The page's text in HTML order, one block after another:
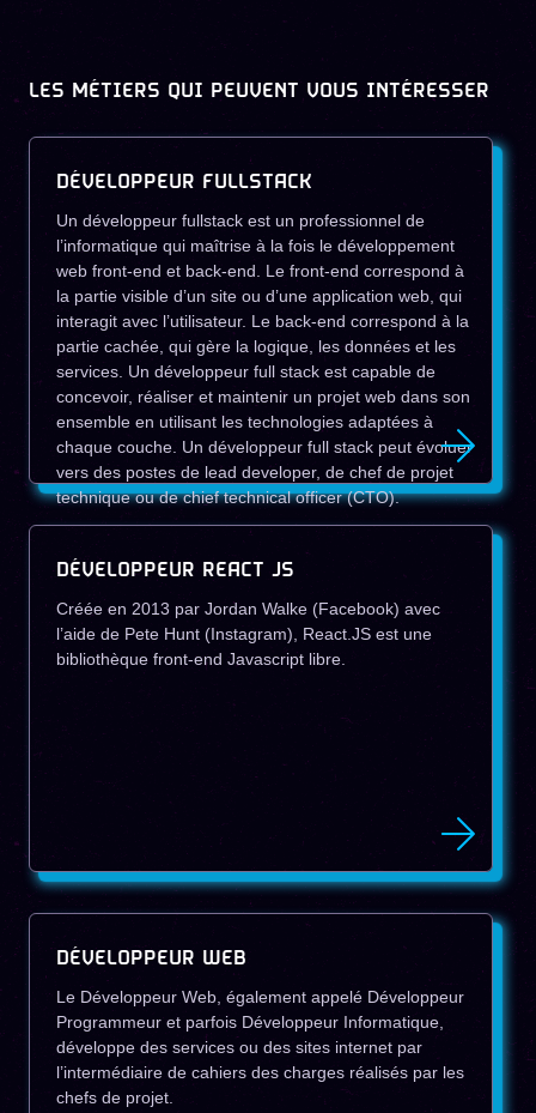
LES MÉTIERS QUI PEUVENT VOUS INTÉRESSER
DÉVELOPPEUR FULLSTACK
Un développeur fullstack est un professionnel de
l’informatique qui maîtrise à la fois le développement
web front-end et back-end. Le front-end correspond à
la partie visible d’un site ou d’une application web, qui
interagit avec l’utilisateur. Le back-end correspond à la
partie cachée, qui gère la logique, les données et les
services. Un développeur full stack est capable de
concevoir, réaliser et maintenir un projet web dans son
ensemble en utilisant les technologies adaptées à
chaque couche. Un développeur full stack peut évoluer
vers des postes de lead developer, de chef de projet
technique ou de chief technical officer (CTO).
DÉVELOPPEUR REACT JS
Créée en 2013 par Jordan Walke (Facebook) avec
l’aide de Pete Hunt (Instagram), React.JS est une
bibliothèque front-end Javascript libre.
DÉVELOPPEUR WEB
Le Développeur Web, également appelé Développeur
Programmeur et parfois Développeur Informatique,
développe des services ou des sites internet par
l’intermédiaire de cahiers des charges réalisés par les
chefs de projet.